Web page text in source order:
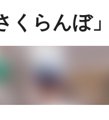
メイン コンテンツに移動
らんぼ」